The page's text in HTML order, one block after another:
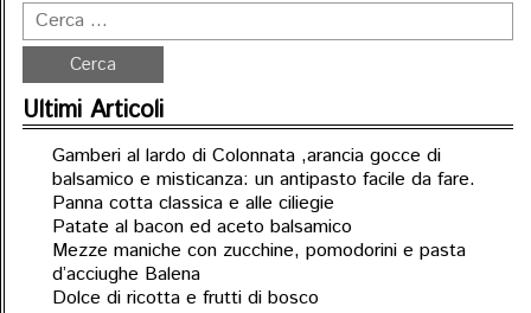
Ultimi Articoli
Gamberi al lardo di Colonnata ,arancia gocce di
balsamico e misticanza: un antipasto facile da fare.
Panna cotta classica e alle ciliegie
Patate al bacon ed aceto balsamico
Mezze maniche con zucchine, pomodorini e pasta
d’acciughe Balena
Dolce di ricotta e frutti di bosco